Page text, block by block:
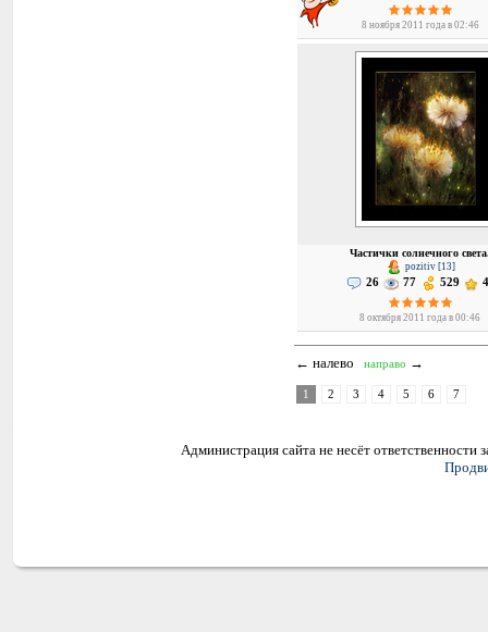
8 ноября 2011 года в 02:46
Частички солнечного
pozitiv [13]
26 77 529
8 октября 2011 года в 00:46
← налево направо →
1 2 3 4 5 6 7
Администрация сайта не несёт ответственности